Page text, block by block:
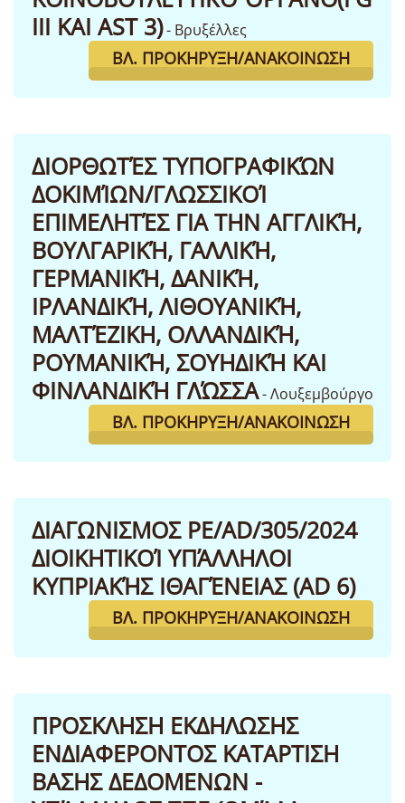
III ΚΑΙ AST 3)- Βρυξέλλες
ΒΛ. ΠΡΟΚΉΡΥΞΗ/ΑΝΑΚΟΊΝΩΣΗ
ΔΙΟΡΘΩΤΈΣ ΤΥΠΟΓΡΑΦΙΚΏΝ
ΔΟΚΙΜΊΩΝ/ΓΛΩΣΣΙΚΟΊ
ΕΠΙΜΕΛΗΤΈΣ ΓΙΑ ΤΗΝ ΑΓΓΛΙΚΉ,
ΒΟΥΛΓΑΡΙΚΉ, ΓΑΛΛΙΚΉ,
ΓΕΡΜΑΝΙΚΉ, ΔΑΝΙΚΉ,
ΙΡΛΑΝΔΙΚΉ, ΛΙΘΟΥΑΝΙΚΉ,
ΜΑΛΤΈΖΙΚΗ, ΟΛΛΑΝΔΙΚΉ,
ΡΟΥΜΑΝΙΚΉ, ΣΟΥΗΔΙΚΉ ΚΑΙ
ΦΙΝΛΑΝΔΙΚΉ ΓΛΏΣΣΑ- Λουξεμβούργο
ΒΛ. ΠΡΟΚΉΡΥΞΗ/ΑΝΑΚΟΊΝΩΣΗ
ΔΙΑΓΩΝΙΣΜΟΣ PE/AD/305/2024
ΔΙΟΙΚΗΤΙΚΟΊ ΥΠΆΛΛΗΛΟΙ
ΚΥΠΡΙΑΚΉΣ ΙΘΑΓΈΝΕΙΑΣ (AD 6)
ΒΛ. ΠΡΟΚΉΡΥΞΗ/ΑΝΑΚΟΊΝΩΣΗ
ΠΡΟΣΚΛΗΣΗ ΕΚΔΗΛΩΣΗΣ
ΕΝΔΙΑΦΕΡΟΝΤΟΣ ΚΑΤΑΡΤΙΣΗ
ΒΑΣΗΣ ΔΕΔΟΜΕΝΩΝ -